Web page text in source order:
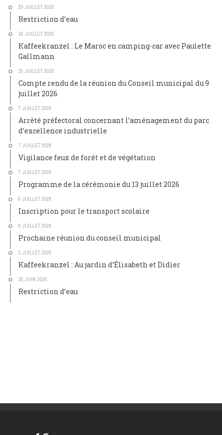
29 JUILLET 2026
Restriction d’eau
16 JUILLET 2026
Kaffeekranzel : Le Maroc en camping-car avec Paulette
Gallmann
15 JUILLET 2026
Compte rendu de la réunion du Conseil municipal du 9
juillet 2026
7 JUILLET 2026
Arrêté préfectoral concernant l’aménagement du parc
d’excellence industrielle
7 JUILLET 2026
Vigilance feux de forêt et de végétation
7 JUILLET 2026
Programme de la cérémonie du 13 juillet 2026
6 JUILLET 2026
Inscription pour le transport scolaire
6 JUILLET 2026
Prochaine réunion du conseil municipal
1 JUILLET 2026
Kaffeekranzel : Au jardin d’Élisabeth et Didier
30 JUIN 2026
Restriction d’eau